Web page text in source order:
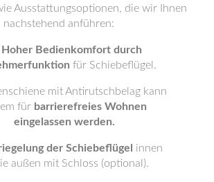
Ausstattungsoptionen, die wir Ihnen
nachstehend anführen:
Hoher Bedienkomfort durch
für Schiebeflügel.
mit Antirutschbelag kann
für barrierefreies Wohnen
eingelassen werden.
der Schiebeflügel
innen
außen mit Schloss (optional).